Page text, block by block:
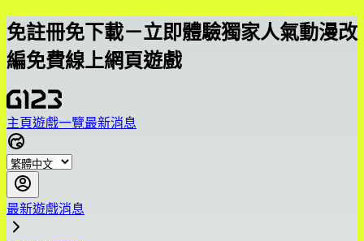
免註冊免下載－立即體驗獨家人氣動漫改
編免費線上網頁遊戲
主頁遊戲一覽最新消息
最新遊戲消息